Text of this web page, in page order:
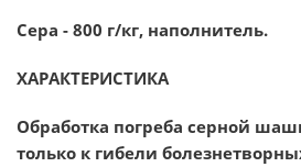
Сера - 800 г/кг, наполнитель.
ХАРАКТЕРИСТИКА
Обработка погреба серной
только к гибели